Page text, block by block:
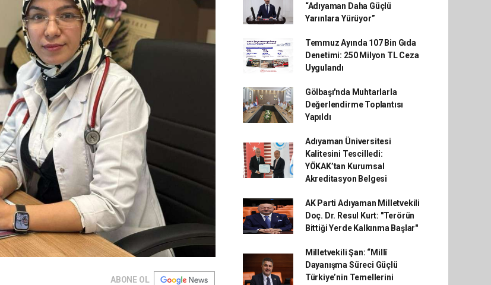
ABONE OL
“Adıyaman Daha Güçlü
Yarınlara Yürüyor”
Temmuz Ayında 107 Bin Gıda
Denetimi: 250 Milyon TL Ceza
Uygulandı
Gölbaşı'nda Muhtarlarla
Değerlendirme Toplantısı
Yapıldı
Adıyaman Üniversitesi
Kalitesini Tescilledi:
YÖKAK’tan Kurumsal
Akreditasyon Belgesi
AK Parti Adıyaman Milletvekili
Doç. Dr. Resul Kurt: "Terörün
Bittiği Yerde Kalkınma Başlar"
Milletvekili Şan: “Millî
Dayanışma Süreci Güçlü
Türkiye’nin Temellerini